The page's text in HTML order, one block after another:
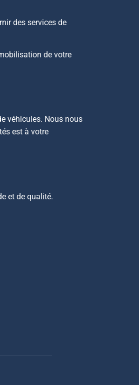
des services de
de votre
véhicules. Nous nous
est à votre
et de qualité.